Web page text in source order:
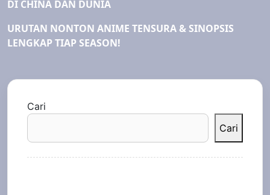
DI CHINA DAN DUNIA
URUTAN NONTON ANIME TENSURA & SINOPSIS
LENGKAP TIAP SEASON!
Cari
Cari